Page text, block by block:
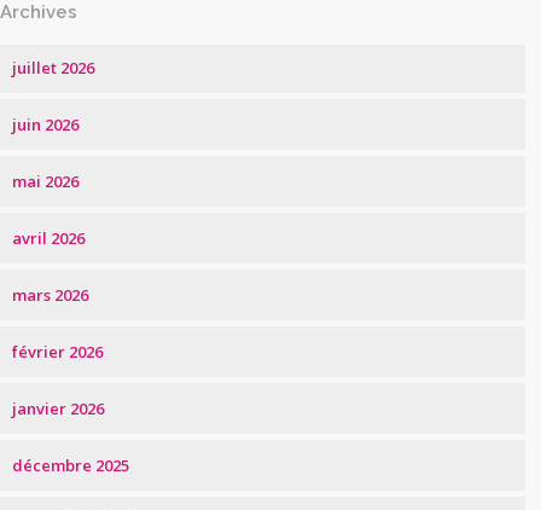
Archives
juillet 2026
juin 2026
mai 2026
avril 2026
mars 2026
février 2026
janvier 2026
décembre 2025